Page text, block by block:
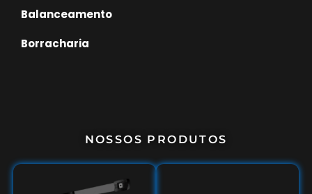
Balanceamento
Borracharia
NOSSOS PRODUTOS